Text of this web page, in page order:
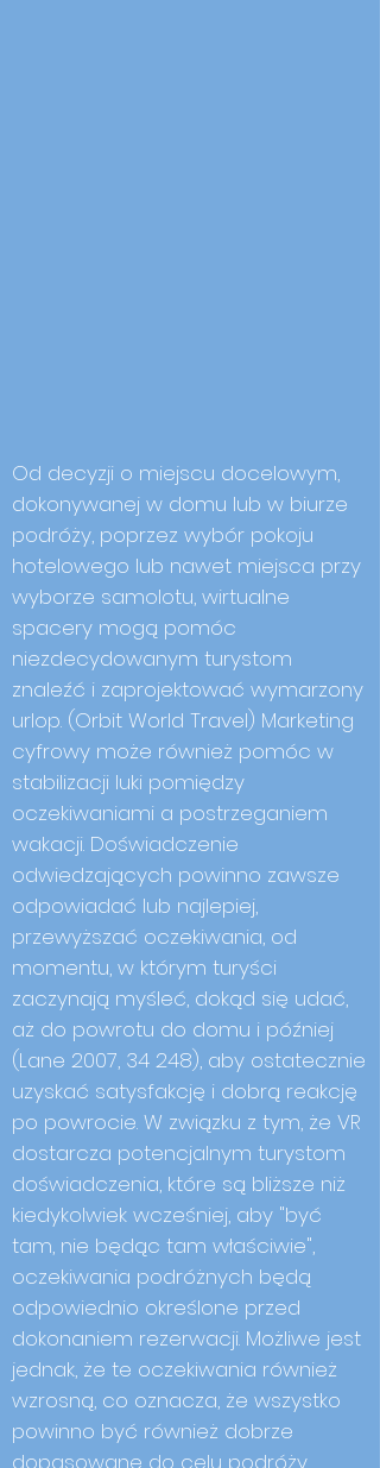
Od decyzji o miejscu docelowym,
dokonywanej w domu lub w biurze
podróży, poprzez wybór pokoju
hotelowego lub nawet miejsca przy
wyborze samolotu, wirtualne
spacery mogą pomóc
niezdecydowanym turystom
znaleźć i zaprojektować wymarzony
urlop. (Orbit World Travel) Marketing
cyfrowy może również pomóc w
stabilizacji luki pomiędzy
oczekiwaniami a postrzeganiem
wakacji. Doświadczenie
odwiedzających powinno zawsze
odpowiadać lub najlepiej,
przewyższać oczekiwania, od
momentu, w którym turyści
zaczynają myśleć, dokąd się udać,
aż do powrotu do domu i później
(Lane 2007, 34 248), aby ostatecznie
uzyskać satysfakcję i dobrą reakcję
po powrocie. W związku z tym, że VR
dostarcza potencjalnym turystom
doświadczenia, które są bliższe niż
kiedykolwiek wcześniej, aby "być
tam, nie będąc tam właściwie",
oczekiwania podróżnych będą
odpowiednio określone przed
dokonaniem rezerwacji. Możliwe jest
jednak, że te oczekiwania również
wzrosną, co oznacza, że wszystko
powinno być również dobrze
dopasowane do celu podróży.